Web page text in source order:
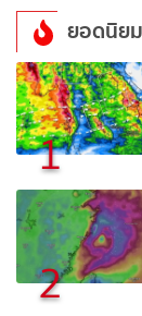
ยอดนิย
1
2